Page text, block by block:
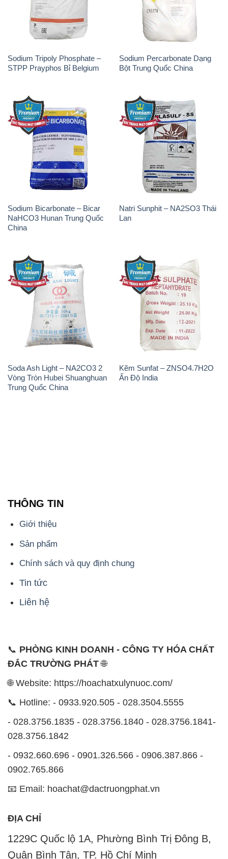
STPP Prayphos Bỉ Belgium
Bột Trung Quốc China
Sodium Bicarbonate – Bicar
NaHCO3 Hunan Trung Quốc
Natri Sunphit – NA2SO3 Thái
Soda Ash Light – NA2CO3 2
Vòng Tròn Hubei Shuanghuan
Trung Quốc China
Kẽm Sunfat – ZNSO4.7H2O
Ấn Độ India
Chính sách và quy định chung
Tin tức
Liên hệ
📞
PHÒNG KINH DOANH - CÔNG TY HÓA CHẤT
ĐẮC TRƯỜNG PHÁT
- 028.3756.1835 - 028.3756.1840 - 028.3756.1841-
0902.765.866
📧 Email: hoachat@dactruongphat.vn
ĐỊA CHỈ
1229C Quốc lộ 1A, Phường Bình Trị Đông B,
Quận Bình Tân, TP. Hồ Chí Minh
CÔNG TY XNK TM SX HÓA CHẤT ĐẮC TRƯỜNG
PHÁT